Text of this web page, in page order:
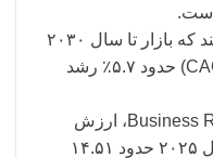
• همین گزارش پیش‌بینی می‌کند که بازار تا سال ۲۰۳۰
با نرخ رشد ترکیبی سالانه (CAGR) حدود ۵.۷٪ رشد
• بر اساس Business Research Insights، ارزش
بازار نمک صورتی جهان در سال ۲۰۲۵ حدود ۱۴.۵۱